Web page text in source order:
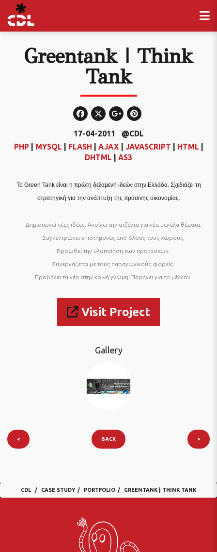
Greentank | Think
Tank
17-04-2011
@CDL
PHP
MYSQL FLASH AJAX JAVASCRIPT HTML
DHTML
AS3
Το Green Tank είναι η πρώτη δεξαμενή ιδεών στην Ελλάδα. Σχεδιάζει τη
στρατηγική για την ανάπτυξη της πράσινης οικονομίας.
Δημιουργεί νέες ιδέες. Ανοίγει την ατζέντα για νέα μεγάλα θέματα.
Συγκεντρώνει επιστήμονες από όλους τους χώρους.
Προωθεί την υλοποίηση των προτάσεων.
Συνεργάζεται με τους παραγωγικούς φορείς.
Προβάλει τα νέα στην κοινή γνώμη. Παράγει για το μέλλον.
Visit Project
Gallery
< BACK >
CDL CASE STUDY PORTFOLIO GREENTANK | THINK TANK